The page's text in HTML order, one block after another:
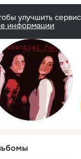
улучшить
информации